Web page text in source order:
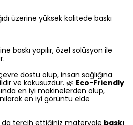
üzerine yüksek kalitede baskı
baskı yapılır, özel solüsyon ile
dostu olup, insan sağlığına
ve kokusuzdur. 🌿 Eco-Friendly
en iyi makinelerden olup,
en iyi görüntü elde